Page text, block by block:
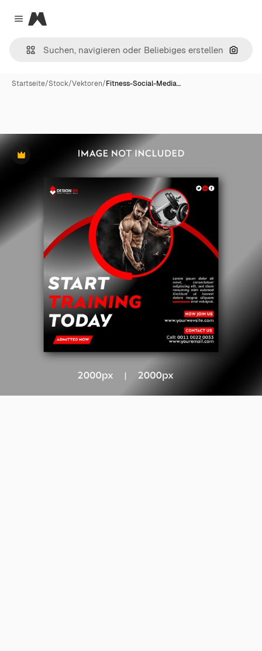
Close menu
Magnific
Nach
Startseite/Stock/Vektoren/Fitness-Social-Media…
Premium